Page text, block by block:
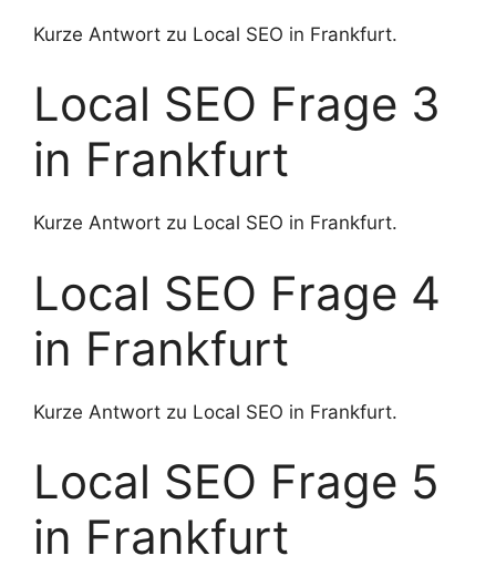
Kurze Antwort zu Local SEO in Frankfurt.
Local SEO Frage 3
in Frankfurt
Kurze Antwort zu Local SEO in Frankfurt.
Local SEO Frage 4
in Frankfurt
Kurze Antwort zu Local SEO in Frankfurt.
Local SEO Frage 5
in Frankfurt